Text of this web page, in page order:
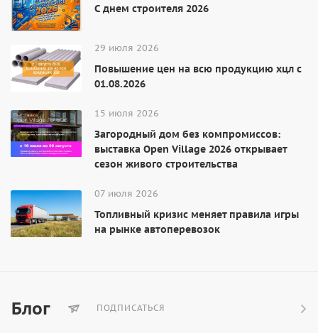
С днем строителя 2026
29 июля 2026
Повышение цен на всю продукцию хцл с
01.08.2026
15 июля 2026
Загородный дом без компромиссов:
выставка Open Village 2026 открывает
сезон живого строительства
07 июля 2026
Топливный кризис меняет правила игры
на рынке автоперевозок
Блог ПОДПИСАТЬСЯ